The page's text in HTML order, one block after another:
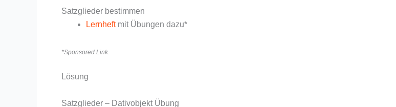
Satzglieder bestimmen
Lernheftmit Übungen dazu*
*Sponsored Link.
Lösung
Satzglieder – Dativobjekt Übung